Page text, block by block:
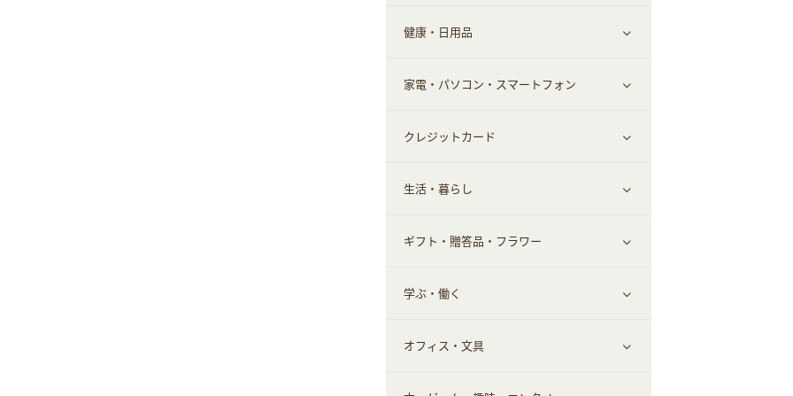
インナー・下着
靴・フットウェア
小物・かばん
スーツ・フォーマル
グルメ
ドリンク
お酒
食材宅配
すべて見る
スキンケア
メイクアップ
ヘアケア
メンズ美容
美容・ダイエット用品
脱毛用品
健康・日用品
すべて見る
健康食品｜青汁・飲料
健康食品｜乳酸菌・ケフィア
健康食品｜その他
スポーツ・フィットネス
日用品・薬局・からだ
家電・パソコン・スマートフォン
すべて見る
家電・パソコン・ソフトウェア
スマホ・携帯電話・SIM
クレジットカード
すべて見る
クレジットカード
生活・暮らし
すべて見る
車情報・カーシェア・レンタル
お役立ち
ギフト・贈答品・フラワー
すべて見る
ギフト・贈答品
学ぶ・働く
すべて見る
オフィス・文具